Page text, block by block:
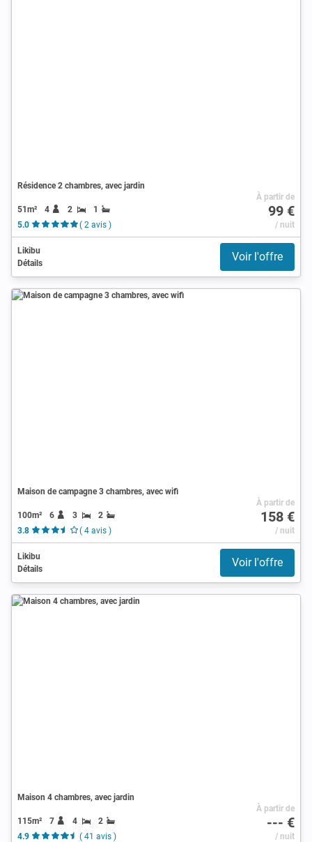
Résidence 2 chambres, avec jardin
51m² 4 2
1
5.0
( 2 avis )
À partir de
99 €
/ nuit
Likibu
Détails
Voir l'offre
Maison de campagne 3 chambres, avec wifi
100m² 6 3
2
3.8
( 4 avis )
À partir de
158 €
/ nuit
Likibu
Détails
Voir l'offre
Maison 4 chambres, avec jardin
115m² 7 4
2
4.9
( 41 avis )
À partir de
--- €
/ nuit